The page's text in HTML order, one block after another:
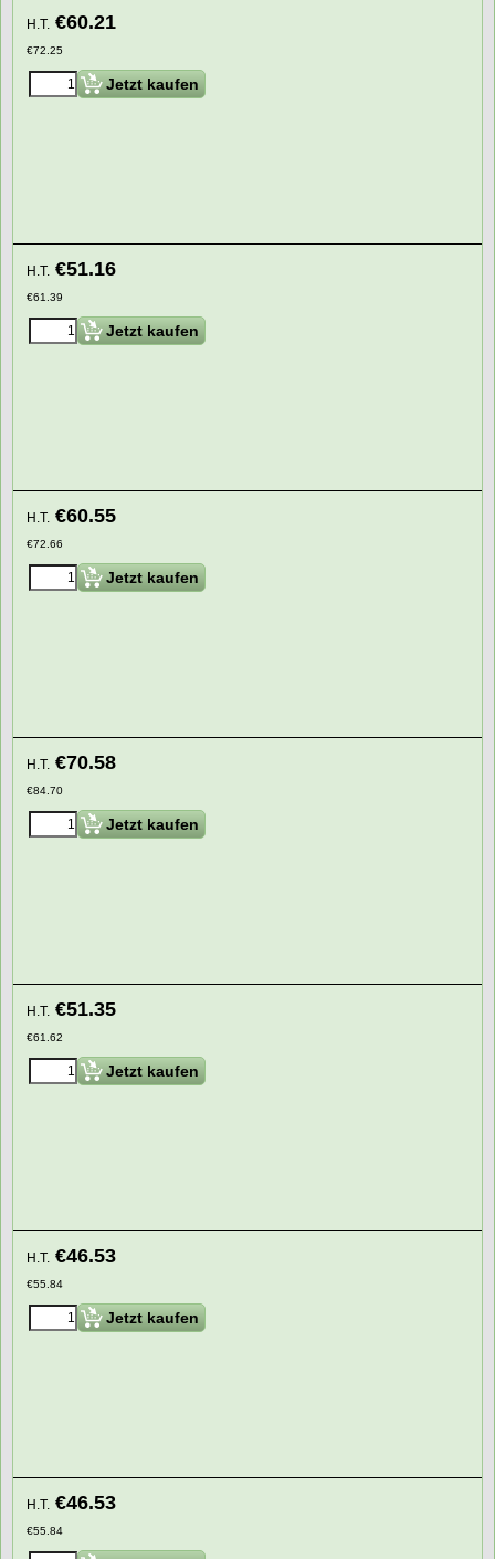
H.T. €60.21
€72.25
Jetzt kaufen
H.T. €51.16
€61.39
Jetzt kaufen
H.T. €60.55
€72.66
Jetzt kaufen
H.T. €70.58
€84.70
Jetzt kaufen
H.T. €51.35
€61.62
Jetzt kaufen
H.T. €46.53
€55.84
Jetzt kaufen
H.T. €46.53
€55.84